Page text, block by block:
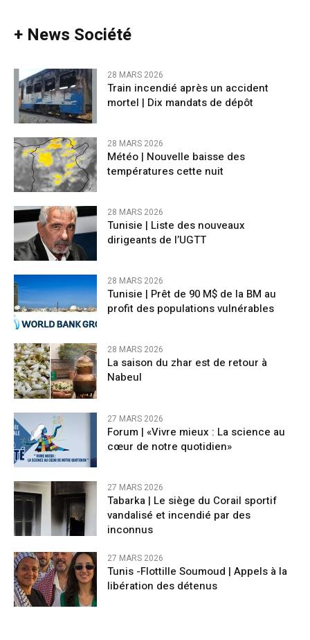
+ News Société
28 MARS 2026
Train incendié après un accident
mortel | Dix mandats de dépôt
28 MARS 2026
Météo | Nouvelle baisse des
températures cette nuit
28 MARS 2026
Tunisie | Liste des nouveaux
dirigeants de l’UGTT
28 MARS 2026
Tunisie | Prêt de 90 M$ de la BM au
profit des populations vulnérables
28 MARS 2026
La saison du zhar est de retour à
Nabeul
27 MARS 2026
Forum | «Vivre mieux : La science au
cœur de notre quotidien»
27 MARS 2026
Tabarka | Le siège du Corail sportif
vandalisé et incendié par des
inconnus
27 MARS 2026
Tunis -Flottille Soumoud | Appels à la
libération des détenus